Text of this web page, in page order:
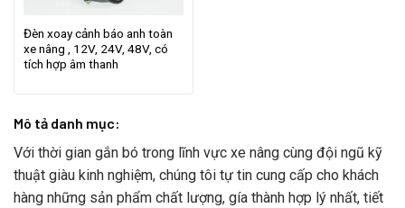
Đèn xoay cảnh báo anh toàn
xe nâng , 12V, 24V, 48V, có
tích hợp âm thanh
Mô tả danh mục:
Với thời gian gắn bó trong lĩnh vực xe nâng cùng đội ngũ kỹ
thuật giàu kinh nghiệm, chúng tôi tự tin cung cấp cho khách
hàng những sản phẩm chất lượng, gía thành hợp lý nhất, tiết